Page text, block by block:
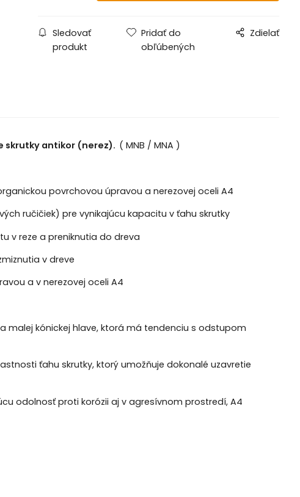
Sledovať
produkt
Pridať do
obľúbených
Zdielať
skrutky antikor (nerez). ( MNB / MNA )
povrchovou úpravou a nerezovej oceli A4
ručičiek) pre vynikajúcu kapacitu v ťahu skrutky
v reze a preniknutia do dreva
v dreve
a v nerezovej oceli A4
malej kónickej hlave, ktorá má tendenciu s odstupom
ťahu skrutky, ktorý umožňuje dokonalé uzavretie
odolnosť proti korózii aj v agresívnom prostredí, A4